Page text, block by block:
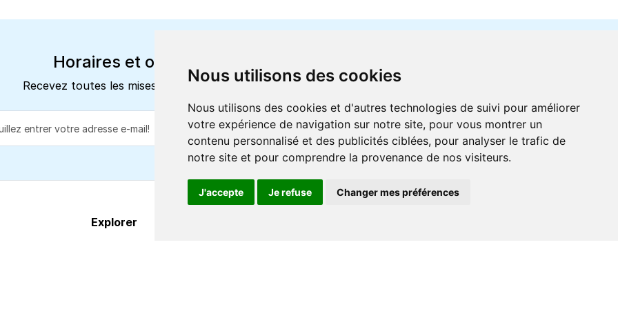
Nous utilisons des cookies
Nous utilisons des cookies et d'autres technologies de suivi pour améliorer
votre expérience de navigation sur notre site, pour vous montrer un
contenu personnalisé et des publicités ciblées, pour analyser le trafic de
notre site et pour comprendre la provenance de nos visiteurs.
J'accepte Je refuse Changer mes préférences
Horaires et offres actuels
Recevez toutes les mises à jour dans votre e-mail
S'abonner
Explorer